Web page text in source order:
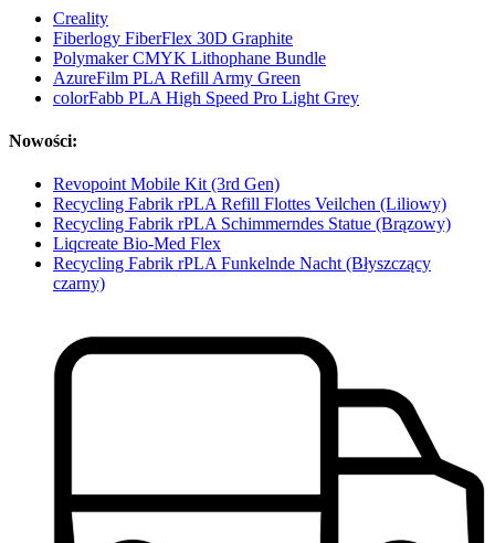
Creality
Fiberlogy FiberFlex 30D Graphite
Polymaker CMYK Lithophane Bundle
AzureFilm PLA Refill Army Green
colorFabb PLA High Speed Pro Light Grey
Nowości:
Revopoint Mobile Kit (3rd Gen)
Recycling Fabrik rPLA Refill Flottes Veilchen (Liliowy)
Recycling Fabrik rPLA Schimmerndes Statue (Brązowy)
Liqcreate Bio-Med Flex
Recycling Fabrik rPLA Funkelnde Nacht (Błyszczący
czarny)